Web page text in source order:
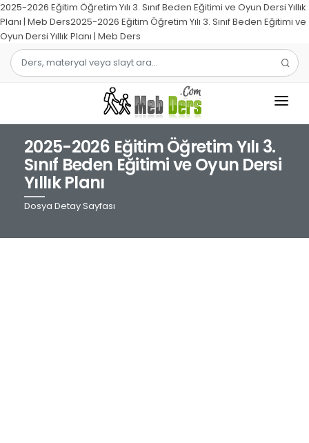
2025-2026 Eğitim Öğretim Yılı 3. Sınıf Beden Eğitimi ve Oyun Dersi Yıllık
Planı | Meb Ders2025-2026 Eğitim Öğretim Yılı 3. Sınıf Beden Eğitimi ve
Oyun Dersi Yıllık Planı | Meb Ders
1.SINIF
2.SINIF
3.SINIF
4.SINIF
2025-2026 Eğitim Öğretim Yılı 3.
Sınıf Beden Eğitimi ve Oyun Dersi
Yıllık Planı
Dosya Detay Sayfası